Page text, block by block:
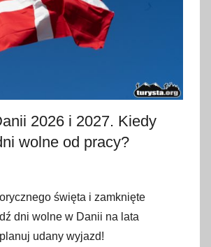
2026 i 2027. Kiedy
wolne od pracy?
święta i zamknięte
dni wolne w Danii na lata
udany wyjazd!